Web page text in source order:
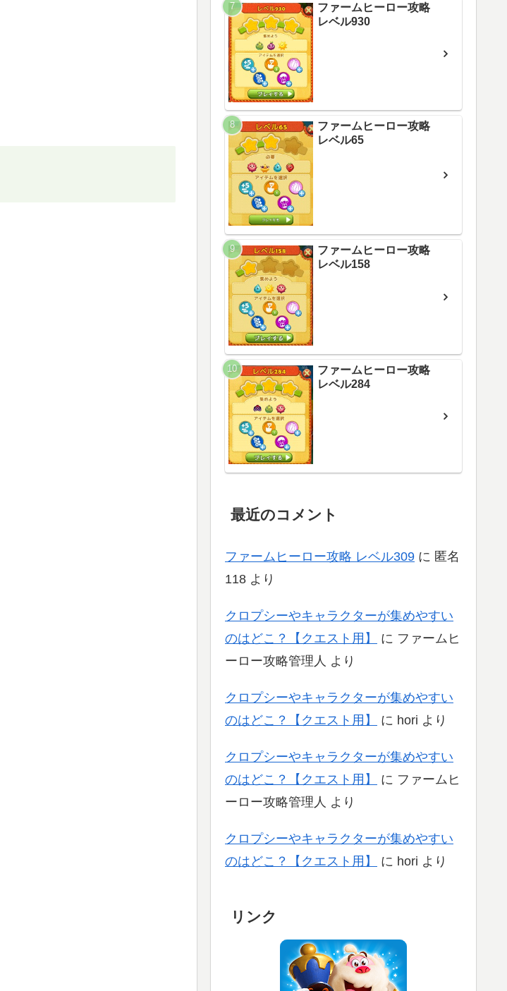
ファームヒーロー攻略
レベル930
ファームヒーロー攻略
レベル65
ファームヒーロー攻略
レベル158
ファームヒーロー攻略
レベル284
最近のコメント
ファームヒーロー攻略 レベル309 に 匿名
118 より
クロプシーやキャラクターが集めやすい
のはどこ？【クエスト用】
に ファームヒ
ーロー攻略管理人 より
クロプシーやキャラクターが集めやすい
のはどこ？【クエスト用】
に hori より
クロプシーやキャラクターが集めやすい
のはどこ？【クエスト用】
に ファームヒ
ーロー攻略管理人 より
クロプシーやキャラクターが集めやすい
のはどこ？【クエスト用】
に hori より
リンク